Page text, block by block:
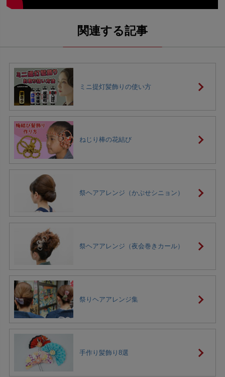
ミニ提灯髪飾りの使い方
ねじり棒の花結び
祭ヘアアレンジ（かぶせシニョン）
祭ヘアアレンジ（夜会巻きカール）
祭りヘアアレンジ集
手作り髪飾り8選